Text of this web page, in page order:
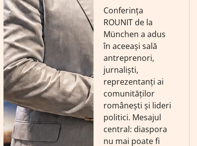
Conferința
ROUNIT de la
München a adus
în aceeași sală
antreprenori,
jurnaliști,
reprezentanți ai
comunităților
românești și lideri
politici. Mesajul
central: diaspora
nu mai poate fi